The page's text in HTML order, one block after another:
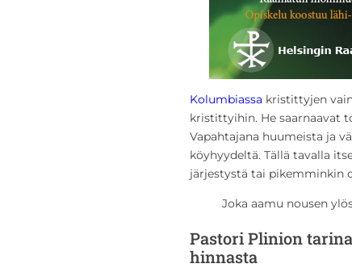
Kolumbiassa kristittyjen
kristittyihin. He saarnaavat
Vapahtajana huumeista ja
köyhyydeltä. Tällä tavalla
järjestystä tai pikemminkin
Joka aamu nousen
Pastori Plinion
hinnasta